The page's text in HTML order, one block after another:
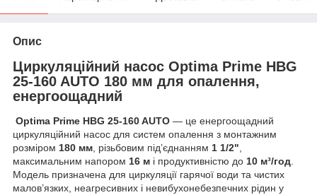
Опис
Циркуляційний насос Optima Prime HBG
25-160 AUTO 180 мм для опалення,
енергоощадний
Optima Prime HBG 25-160 AUTO — це енергоощадний
циркуляційний насос для систем опалення з монтажним
розміром 180 мм, різьбовим під’єднанням 1 1/2",
максимальним напором 16 м і продуктивністю до 10 м³/год.
Модель призначена для циркуляції гарячої води та чистих
малов’язких, неагресивних і невибухонебезпечних рідин у